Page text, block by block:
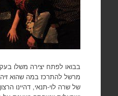
בבואו לפתח יצירה משלו
מרשל להתרכז במה שהוא
של שרה לוי-תנאי, דהיינו